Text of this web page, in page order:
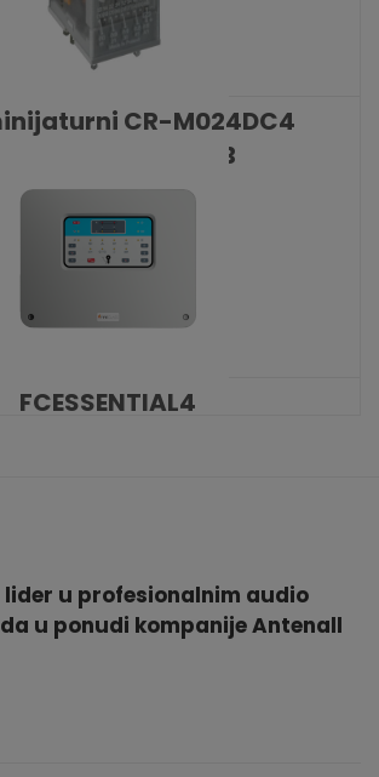
CR-M024DC4
4 C/O 6A ABB
KATALOŠKI BROJ: 9329
FCESSENTIAL4
lider u profesionalnim audio
u ponudi kompanije Antenall